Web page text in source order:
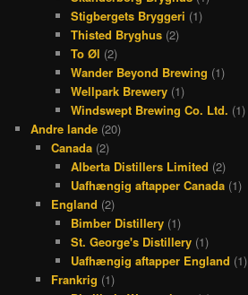
Stigbergets Bryggeri (1)
Thisted Bryghus (2)
To Øl (2)
Wander Beyond Brewing (1)
Wellpark Brewery (1)
Windswept Brewing Co. Ltd. (1)
Andre lande (20)
Canada(2)
Alberta Distillers Limited (2)
Uafhængig aftapper Canada (1)
England (2)
Bimber Distillery (1)
St. George's Distillery (1)
Uafhængig aftapper England (1)
Frankrig (1)